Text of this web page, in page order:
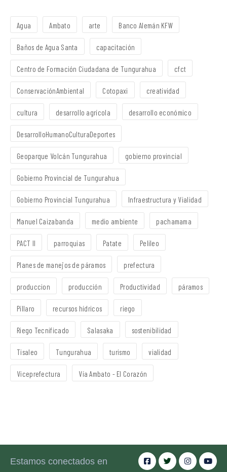
Agua Ambato arte Banco Alemán KFW
Baños de Agua Santa capacitación
Centro de Formación Ciudadana de Tungurahua cfct
ConservaciónAmbiental Cotopaxi creatividad
cultura desarrollo agrícola desarrollo económico
DesarrolloHumanoCulturaDeportes
Geoparque Volcán Tungurahua gobierno provincial
Gobierno Provincial de Tungurahua
Gobierno Provincial Tungurahua Infraestructura y Vialidad
Manuel Caizabanda medio ambiente pachamama
PACT II parroquias Patate Pelileo
Planes de manejos de páramos prefectura
produccion producción Productividad páramos
Píllaro recursos hídricos riego
Riego Tecnificado Salasaka sostenibilidad
Tisaleo Tungurahua turismo vialidad
Viceprefectura Vía Ambato - El Corazón
Estamos conectados en